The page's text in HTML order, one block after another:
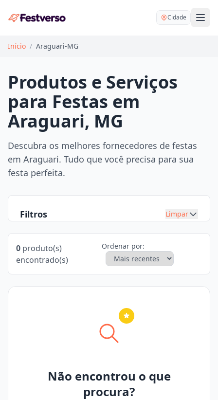
Cidade
Balões delivery
Decoração personalizada
Pegue e Monte
Festa na mesa
Mesas e cadeiras
Bartender
Buffet
DJ
Início / Araguari-MG
Produtos e Serviços
para Festas em
Araguari, MG
Descubra os melhores fornecedores de festas
em Araguari. Tudo que você precisa para sua
festa perfeita.
Filtros Limpar
0 produto(s)
encontrado(s)
Ordenar por:
Não encontrou o que
procura?